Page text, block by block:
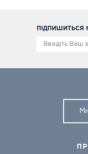
ПІДПИШИТЬСЯ